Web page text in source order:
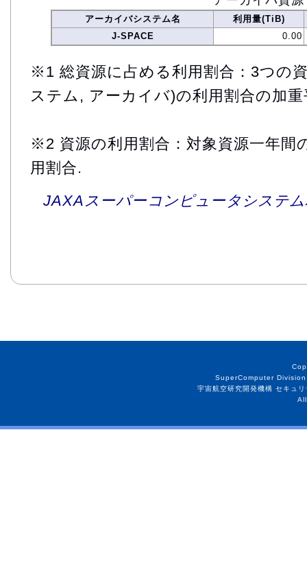
アーカイバシステム名
利用量(TiB)
J-SPACE
0.00
※1 総資源に占める利用割合：3つの
ステム, アーカイバ)の利用割合の加重
※2 資源の利用割合：対象資源一年間
用割合.
JAXAスーパーコンピュータシステ
SuperComputer
宇宙航空研究開発機構 セキュ